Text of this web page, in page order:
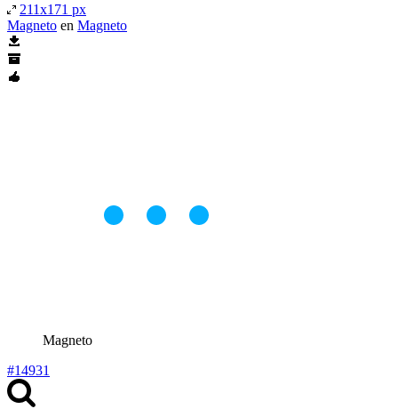
211x171 px
Magneto en Magneto
Magneto
#14931